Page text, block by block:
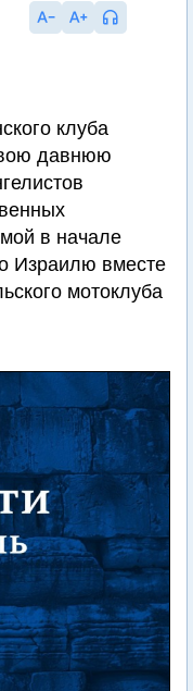
клуба
давнюю
в начале
Израилю вместе
мотоклуба